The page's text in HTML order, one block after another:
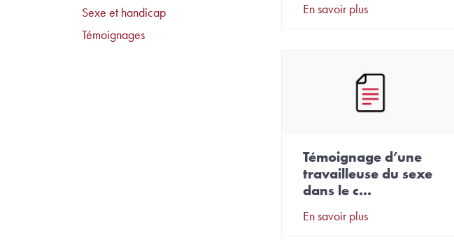
Sexe et handicap
Témoignages
En savoir plus
Témoignage d’une
travailleuse du sexe
dans le c...
En savoir plus